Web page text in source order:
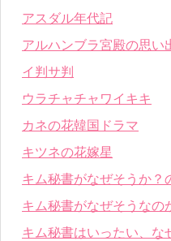
アスダル年代記
アルハンブラ宮殿の思い
イ判サ判
ウラチャチャワイキキ
カネの花韓国ドラマ
キツネの花嫁星
キム秘書がなぜそうか？
キム秘書がなぜそうなの
キム秘書はいったい、な